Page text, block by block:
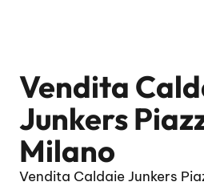
Vendita
Junkers
Milano
Vendita Caldaie Junkers